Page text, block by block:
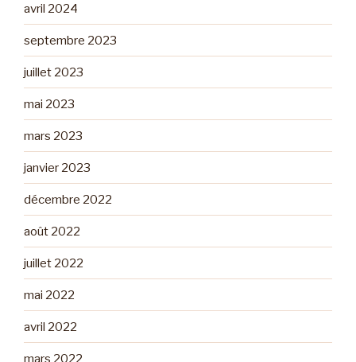
avril 2024
septembre 2023
juillet 2023
mai 2023
mars 2023
janvier 2023
décembre 2022
août 2022
juillet 2022
mai 2022
avril 2022
mars 2022